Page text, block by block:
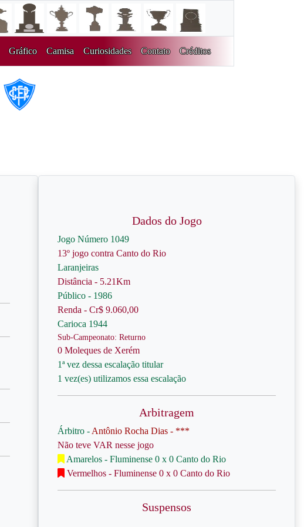
Gráfico Camisa Curiosidades Contato Créditos
Dados do Jogo
Jogo Número 1049
13º jogo contra Canto do Rio
Laranjeiras
Distância - 5.21Km
Público - 1986
Renda - Cr$ 9.060,00
Carioca 1944
Sub-Campeonato: Returno
0 Moleques de Xerém
1ª vez dessa escalação titular
1 vez(es) utilizamos essa escalação
Arbitragem
Árbitro - Antônio Rocha Dias - ***
Não teve VAR nesse jogo
Amarelos - Fluminense 0 x 0 Canto do Rio
Vermelhos - Fluminense 0 x 0 Canto do Rio
Suspensos